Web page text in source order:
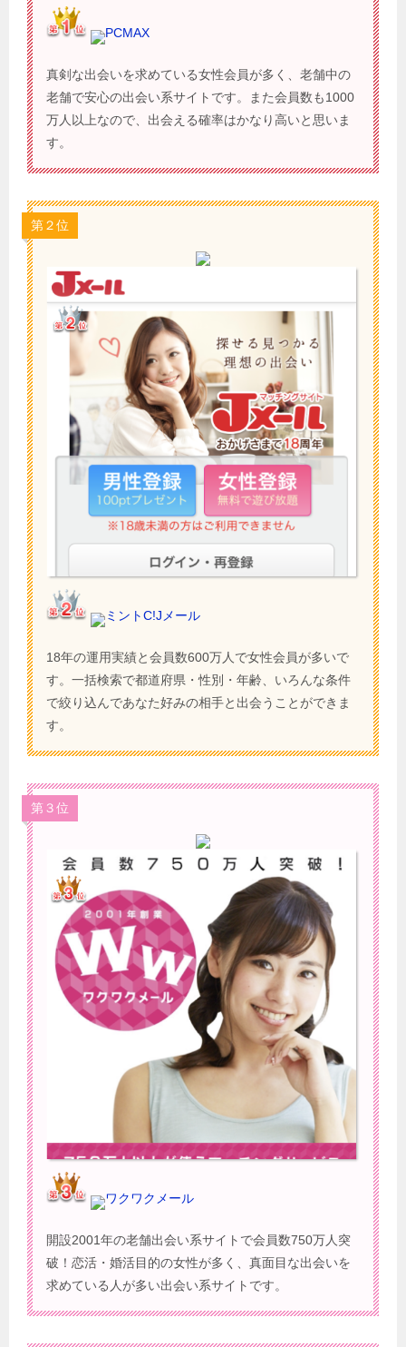
PCMAX
真剣な出会いを求めている女性会員が多く、老舗中の
老舗で安心の出会い系サイトです。また会員数も1000
万人以上なので、出会える確率はかなり高いと思いま
す。
第２位
ミントC!Jメール
18年の運用実績と会員数600万人で女性会員が多いで
す。一括検索で都道府県・性別・年齢、いろんな条件
で絞り込んであなた好みの相手と出会うことができま
す。
第３位
ワクワクメール
開設2001年の老舗出会い系サイトで会員数750万人突
破！恋活・婚活目的の女性が多く、真面目な出会いを
求めている人が多い出会い系サイトです。